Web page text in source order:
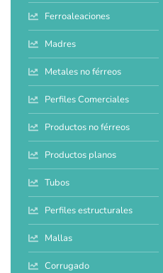
Ferroaleaciones
Madres
Metales no férreos
Perfiles Comerciales
Productos no férreos
Productos planos
Tubos
Perfiles estructurales
Mallas
Corrugado